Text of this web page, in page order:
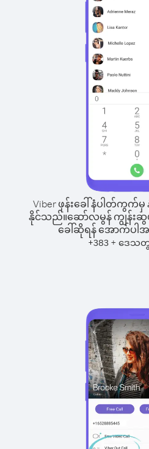
Viber ဖုန်းခေါ်နံပါတ်ကွက်မှ
နိုင်သည်။ဆော်လမွန် ကျွန်းဆွ
ခေါ်ဆိုရန် အောက်ပါအ
+383+ ဒေသတွ